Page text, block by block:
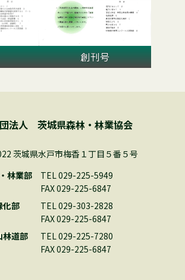
創刊号
法人 茨城県森林・林業協会
茨城県水戸市梅香１丁目５番５号
林業部
TEL 029-225-5949
FAX 029-225-6847
化部
TEL 029-303-2828
FAX 029-225-6847
林道部
TEL 029-225-7280
FAX 029-225-6847